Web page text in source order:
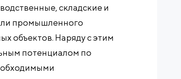
складские и
промышленного
объектов. Наряду с этим
потенциалом по